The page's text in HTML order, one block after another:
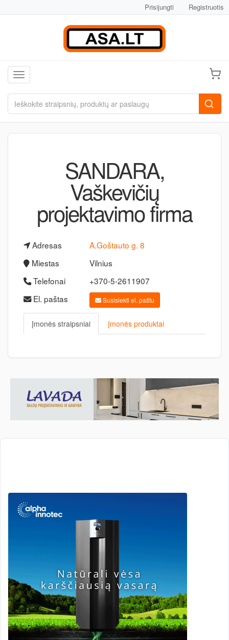
Prisijungti Registruotis
Toggle navigation
SANDARA,
Vaškevičių
projektavimo firma
Adresas
A.Goštauto g. 8
Miestas
Vilnius
Telefonai
+370-5-2611907
El. paštas
Susisiekti el. paštu
Įmonės straipsniai Įmonės produktai